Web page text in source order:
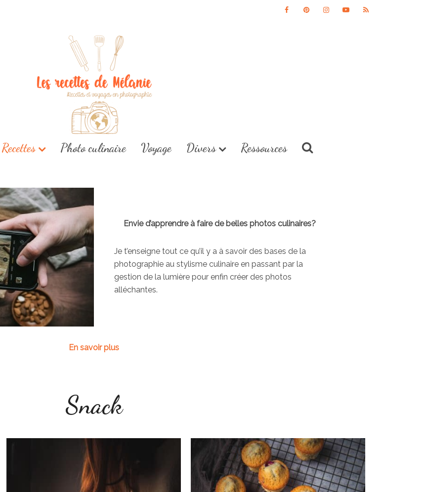
Recettes Photo culinaire Voyage Divers Ressources
Envie d’apprendre à faire de belles photos culinaires?
Je t’enseigne tout ce qu’il y a à savoir des bases de la
photographie au stylisme culinaire en passant par la
gestion de la lumière pour enfin créer des photos
alléchantes.
En savoir plus
Snack